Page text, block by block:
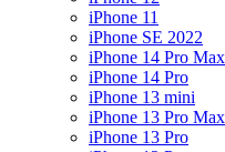
iPhone 11
iPhone SE 2022
iPhone 14 Pro Max
iPhone 14 Pro
iPhone 13 mini
iPhone 13 Pro Max
iPhone 13 Pro